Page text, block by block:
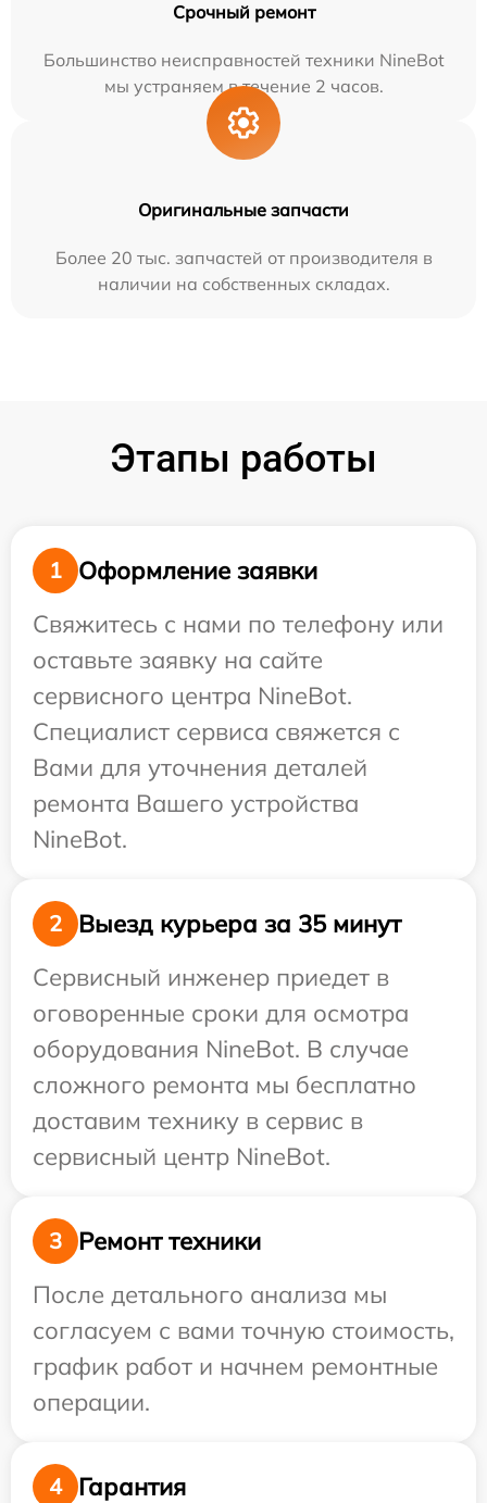
Срочный ремонт
Большинство неисправностей техники NineBot
мы устраняем в течение 2 часов.
Оригинальные запчасти
Более 20 тыс. запчастей от производителя в
наличии на собственных складах.
Этапы работы
1
Оформление заявки
Свяжитесь с нами по телефону или
оставьте заявку на сайте
сервисного центра NineBot.
Специалист сервиса свяжется с
Вами для уточнения деталей
ремонта Вашего устройства
NineBot.
2
Выезд курьера за 35 минут
Сервисный инженер приедет в
оговоренные сроки для осмотра
оборудования NineBot. В случае
сложного ремонта мы бесплатно
доставим технику в сервис в
сервисный центр NineBot.
3
Ремонт техники
После детального анализа мы
согласуем с вами точную стоимость,
график работ и начнем ремонтные
операции.
4 Гарантия